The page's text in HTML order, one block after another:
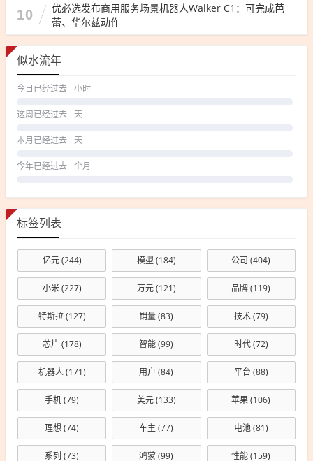
10
优必选发布商用服务场景机器人Walker C1：可完成芭
蕾、华尔兹动作
似水流年
今日已经过去 小时
这周已经过去 天
本月已经过去 天
今年已经过去 个月
标签列表
亿元(244) 模型 (184) 公司 (404)
小米(227) 万元(121) 品牌(119)
特斯拉(127) 销量(83) 技术(79)
芯片 (178) 智能(99) 时代(72)
机器人(171) 用户 (84) 平台 (88)
手机(79) 美元(133) 苹果(106)
理想(74) 车主 (77) 电池(81)
系列 (73) 鸿蒙(99) 性能(159)